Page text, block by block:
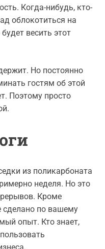
Когда-нибудь, кто-
облокотиться на
весить этот
Но постоянно
гостям об этой
Поэтому просто
из поликарбоната
неделя. Но это
Кроме
сделано по вашему
опыт. Кто знает,